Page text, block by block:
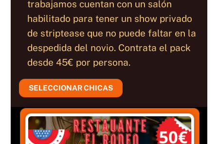
trabajamos cuentan con un salón
habilitado para tener un show privado
de striptease que no puede faltar en la
despedida del novio. Contrata el pack
desde 45€ por persona.
SELECCIONAR CHICAS